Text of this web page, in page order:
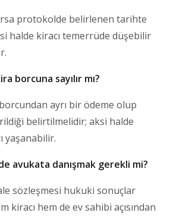
protokolde belirlenen tarihte
halde kiracı temerrüde düşebilir
borcuna sayılır mı?
ayrı bir ödeme olup
belirtilmelidir; aksi halde
yaşanabilir.
avukata danışmak gerekli mi?
sözleşmesi hukuki sonuçlar
kiracı hem de ev sahibi açısından